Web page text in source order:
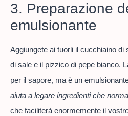
3. Preparazione
emulsionante
Aggiungete ai tuorli il cucchiaino di
di sale e il pizzico di pepe bianco.
per il sapore, ma è un
aiuta a legare ingredienti che
che faciliterà enormemente il